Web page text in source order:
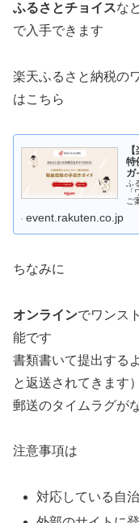
ふるさとチョイスな
で入手できます
楽天ふるさと納税の
はこちら
特
ガ
ふ
ご
event.rakuten.co.jp
ちなみに
オンラインでワンス
能です
書類書いて提出する
と返送されてきます）
郵送のタイムラグが
注意事項は
対応している自